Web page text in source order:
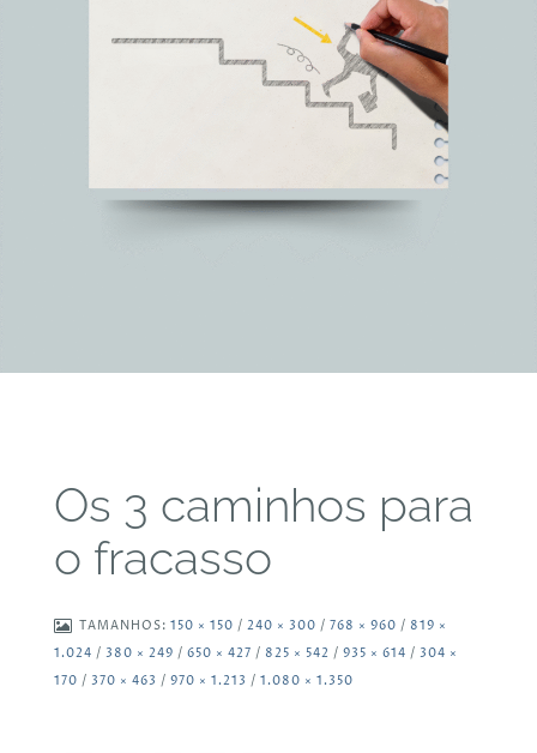
Os 3 caminhos para
o fracasso
TAMANHOS: 150 × 150 / 240 × 300 / 768 × 960 / 819 ×
1.024 / 380 × 249 / 650 × 427 / 825 × 542 / 935 × 614 / 304 ×
170 / 370 × 463 / 970 × 1.213 / 1.080 × 1.350